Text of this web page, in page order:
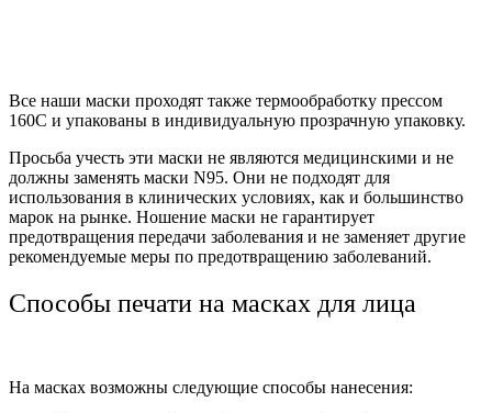
Все наши маски проходят также термообработку прессом
160С и упакованы в индивидуальную прозрачную упаковку.
Просьба учесть эти маски не являются медицинскими и не
должны заменять маски N95. Они не подходят для
использования в клинических условиях, как и большинство
марок на рынке. Ношение маски не гарантирует
предотвращения передачи заболевания и не заменяет другие
рекомендуемые меры по предотвращению заболеваний.
Способы печати на масках для лица
На масках возможны следующие способы нанесения: